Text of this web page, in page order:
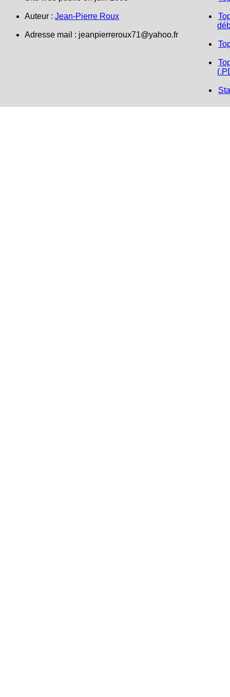
Auteur : Jean-Pierre Roux
Adresse mail : jeanpierreroux71@yahoo.fr